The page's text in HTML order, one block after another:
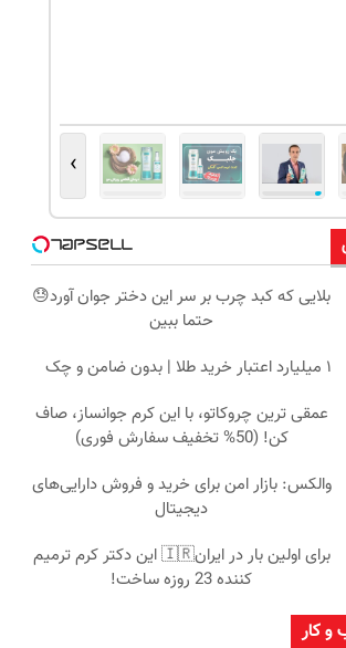
›
بلایی که کبد چرب بر سر این دختر جوان آورد😓
حتما ببین
۱ میلیارد اعتبار خرید طلا | بدون ضامن و چک
عمقی ترین چروکاتو، با این کرم جوانساز، صاف
کن! (50% تخفیف سفارش فوری)
والکس: بازار امن برای خرید و فروش دارایی‌های
دیجیتال
برای اولین بار در ایران🇮🇷 این دکتر کرم ترمیم
کننده 23 روزه ساخت!
و کار